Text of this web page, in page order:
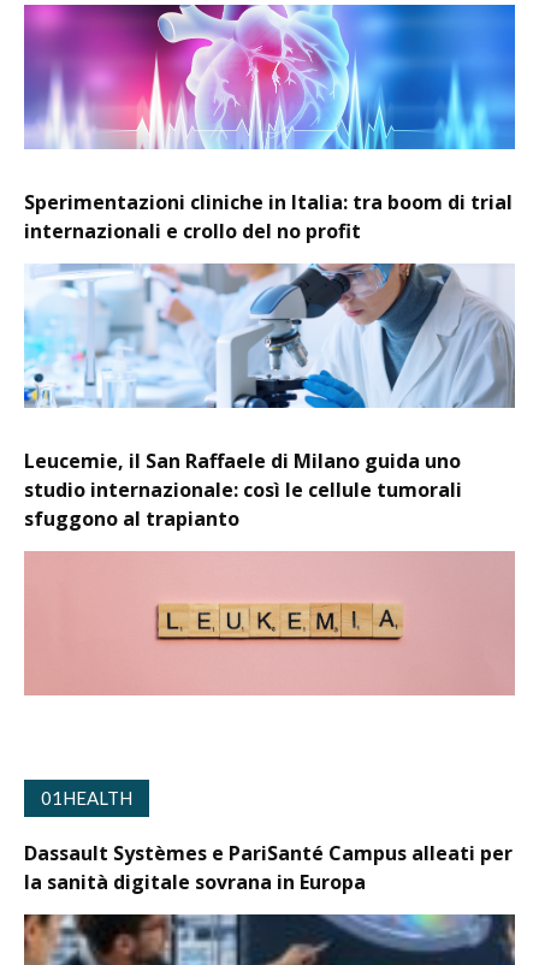
Sperimentazioni cliniche in Italia: tra boom di trial
internazionali e crollo del no profit
Leucemie, il San Raffaele di Milano guida uno
studio internazionale: così le cellule tumorali
sfuggono al trapianto
01HEALTH
Dassault Systèmes e PariSanté Campus alleati per
la sanità digitale sovrana in Europa